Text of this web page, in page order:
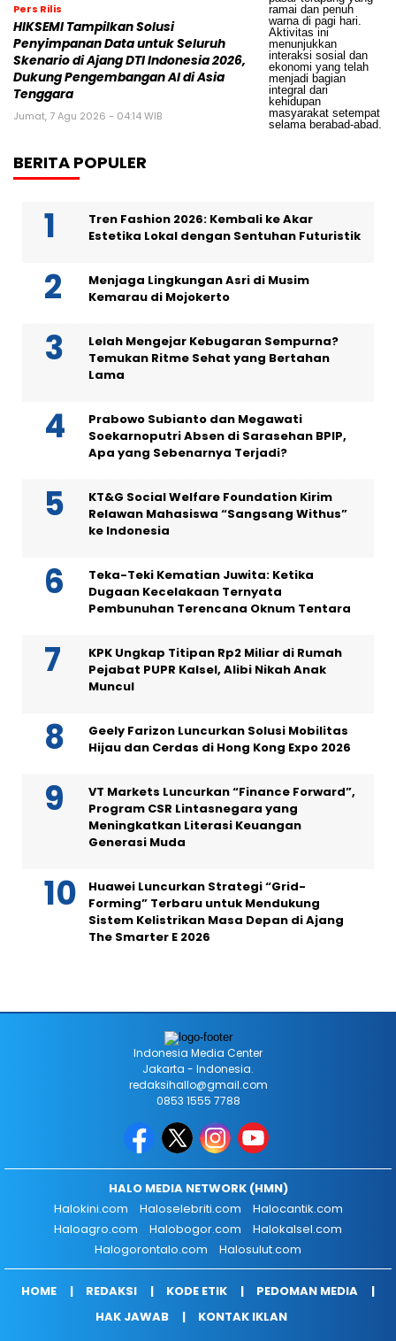
Pers Rilis
HIKSEMI Tampilkan Solusi
Penyimpanan Data untuk Seluruh
Skenario di Ajang DTI Indonesia 2026,
Dukung Pengembangan AI di Asia
Tenggara
Jumat, 7 Agu 2026 - 04:14 WIB
BERITA POPULER
Tren Fashion 2026: Kembali ke Akar
Estetika Lokal dengan Sentuhan Futuristik
Menjaga Lingkungan Asri di Musim
Kemarau di Mojokerto
Lelah Mengejar Kebugaran Sempurna?
Temukan Ritme Sehat yang Bertahan
Lama
Prabowo Subianto dan Megawati
Soekarnoputri Absen di Sarasehan BPIP,
Apa yang Sebenarnya Terjadi?
KT&G Social Welfare Foundation Kirim
Relawan Mahasiswa “Sangsang Withus”
ke Indonesia
Teka-Teki Kematian Juwita: Ketika
Dugaan Kecelakaan Ternyata
Pembunuhan Terencana Oknum Tentara
KPK Ungkap Titipan Rp2 Miliar di Rumah
Pejabat PUPR Kalsel, Alibi Nikah Anak
Muncul
Geely Farizon Luncurkan Solusi Mobilitas
Hijau dan Cerdas di Hong Kong Expo 2026
VT Markets Luncurkan “Finance Forward”,
Program CSR Lintasnegara yang
Meningkatkan Literasi Keuangan
Generasi Muda
Huawei Luncurkan Strategi “Grid-
Forming” Terbaru untuk Mendukung
Sistem Kelistrikan Masa Depan di Ajang
The Smarter E 2026
Indonesia Media Center
Jakarta - Indonesia.
redaksihallo@gmail.com
0853 1555 7788
HALO MEDIA NETWORK (HMN)
Halokini.com
Haloselebriti.com
Halocantik.com
Haloagro.com
Halobogor.com
Halokalsel.com
Halogorontalo.com
Halosulut.com
HOME REDAKSI KODE ETIK
PEDOMAN MEDIA
HAK JAWAB
KONTAK IKLAN